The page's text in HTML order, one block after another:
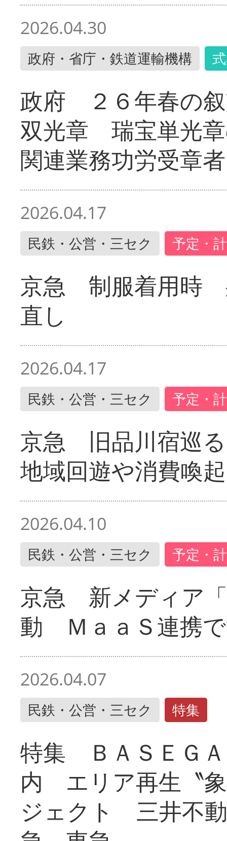
2026.04.30
政府・省庁・鉄道運輸機構
政府 ２６年春の
双光章 瑞宝単光
関連業務功労受章者
2026.04.17
民鉄・公営・三セク 予定・
京急 制服着用時
直し
2026.04.17
民鉄・公営・三セク 予定・
京急 旧品川宿巡
地域回遊や消費喚起
2026.04.10
民鉄・公営・三セク 予定・
京急 新メディア
動 ＭａａＳ連携
2026.04.07
民鉄・公営・三セク 特集
特集 ＢＡＳＥＧ
内 エリア再生〝
ジェクト 三井不